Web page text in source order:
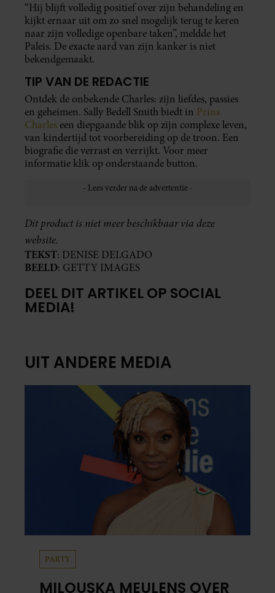
“Hij blijft volledig positief over zijn behandeling en
kijkt ernaar uit om zo snel mogelijk terug te keren
naar zijn volledige openbare taken”, meldde het
Paleis. De exacte aard van zijn kanker is niet
bekendgemaakt.
TIP VAN DE REDACTIE
Ontdek de onbekende Charles: zijn liefdes, passies
en geheimen. Sally Bedell Smith biedt in Prins
Charles een diepgaande blik op zijn complexe leven,
van kindertijd tot voorbereiding op de troon. Een
biografie die verrast en verrijkt. Voor meer
informatie klik op onderstaande button.
Dit product is niet meer beschikbaar via deze
website.
TEKST: DENISE DELGADO
BEELD: GETTY IMAGES
DEEL DIT ARTIKEL OP SOCIAL
MEDIA!
UIT ANDERE MEDIA
PARTY
MILOUSKA MEULENS OVER